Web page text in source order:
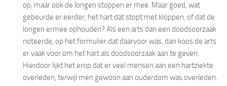
op, maar ook de longen stoppen er mee. Maar goed, wat
gebeurde er eerder, het hart dat stopt met kloppen, of dat de
longen ermee ophouden? Als een arts dan een doodsoorzaak
noteerde, op het formulier dat daarvoor was, dan koos de arts
er vaak voor om het hart als doodsoorzaak aan te geven.
Hierdoor lijkt het erop dat er veel mensen aan een hartziekte
overleden, terwijl men gewoon aan ouderdom was overleden.